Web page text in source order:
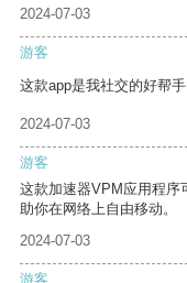
2024-07-03
游客
这款app是我社交的好帮
2024-07-03
游客
这款加速器VPM应用程序
助你在网络上自由移动。
2024-07-03
游客